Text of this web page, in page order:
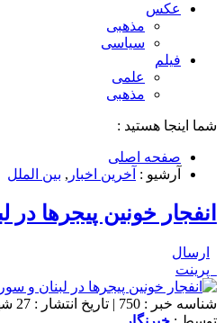
عکس
مذهبی
سیاسی
فیلم
علمی
مذهبی
شما اینجا هستید :
صفحه اصلی
آرشیو : آخرین اخبار , بین الملل
انفجار خونین پیجرها در
ارسال
پرینت